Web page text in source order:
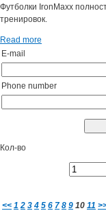
Футболки IronMaxx
тренировок.
Read more
E-mail
Phone number
Кол-во
<< 1 2 3 4 5 6 7 8 9 10 11